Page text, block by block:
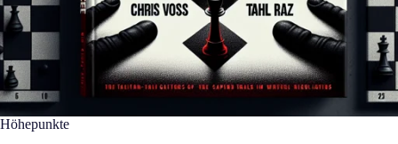
Höhepunkte